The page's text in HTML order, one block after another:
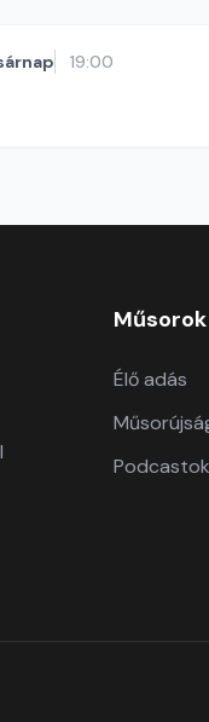
19:00
Műsorok
Élő adás
Podcastok